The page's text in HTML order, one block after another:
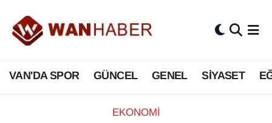
VAN'DA SPOR GÜNCEL GENEL SİYASET
EKONOMİ
3.SAYFA
ASAYİŞ
BİLİM VE TEKNOLOJİ
Van Nöbetçi Eczaneler
Van Hava Durumu
Van Namaz Vakitleri